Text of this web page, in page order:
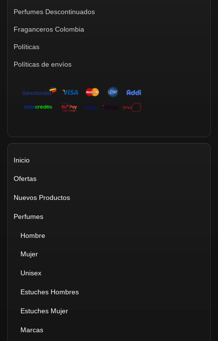
Perfumes Descontinuados
Fraganceros Colombia
Políticas
Políticas de envíos
Inicio
Ofertas
Nuevos Productos
Perfumes
Hombre
Mujer
Unisex
Estuches Hombres
Estuches Mujer
Marcas